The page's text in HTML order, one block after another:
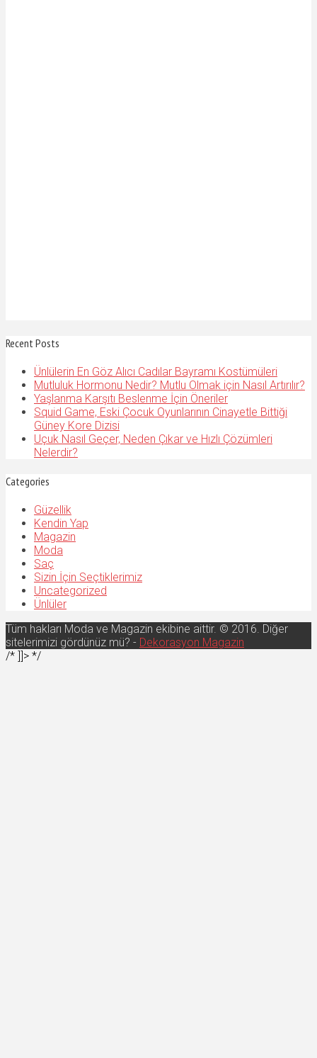
Recent Posts
Ünlülerin En Göz Alıcı Cadılar Bayramı Kostümüleri
Mutluluk Hormonu Nedir? Mutlu Olmak için Nasıl Artırılır?
Yaşlanma Karşıtı Beslenme İçin Öneriler
Squid Game, Eski Çocuk Oyunlarının Cinayetle Bittiği
Güney Kore Dizisi
Uçuk Nasıl Geçer, Neden Çıkar ve Hızlı Çözümleri
Nelerdir?
Categories
Güzellik
Kendin Yap
Magazin
Moda
Saç
Sizin İçin Seçtiklerimiz
Uncategorized
Ünlüler
Tüm hakları Moda ve Magazin ekibine aittir. © 2016. Diğer
sitelerimizi gördünüz mü? - Dekorasyon Magazin
/* ]]> */